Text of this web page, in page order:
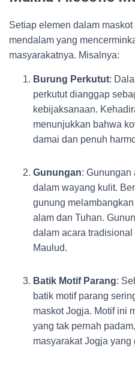
Setiap elemen dalam
mendalam yang
masyarakatnya. Misalnya:
Burung Perkutut:
perkutut dianggap
kebijaksanaan.
menunjukkan bahwa
damai dan penuh
Gunungan: Gunungan
dalam wayang kulit.
gunung
alam dan Tuhan.
dalam acara
Maulud.
Batik Motif Parang:
batik motif parang
maskot Jogja. Motif ini
yang tak pernah
masyarakat Jogja yang